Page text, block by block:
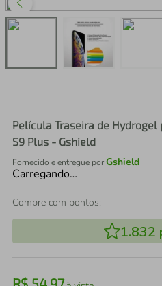
Película Traseira de Hydrogel
S9 Plus - Gshield
Fornecido e entregue porGshield
Carregando…
Compre com pontos:
1.832
perfume
air fryer